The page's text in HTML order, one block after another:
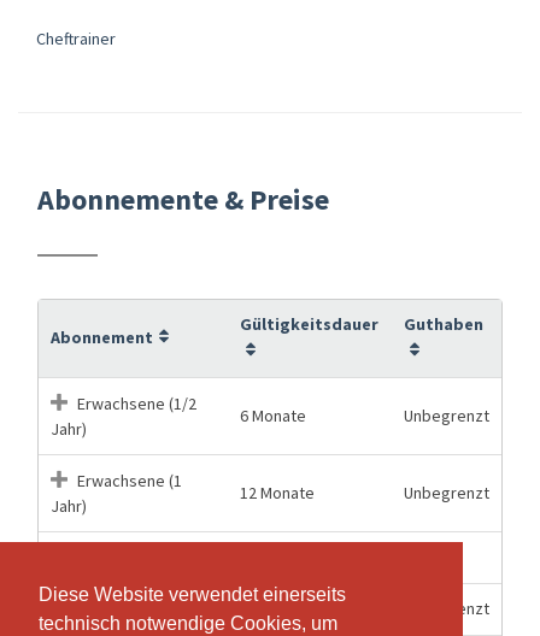
Diese Website verwendet einerseits
technisch notwendige Cookies, um
Diese Website verwendet einerseits
technisch notwendige Cookies, um
Cheftrainer
Abonnemente & Preise
Abonnement
Gültigkeitsdauer Guthaben
Erwachsene (1/2
Jahr)
6 Monate Unbegrenzt
Erwachsene (1
Jahr)
12 Monate Unbegrenzt
6 Monate Unbegrenzt